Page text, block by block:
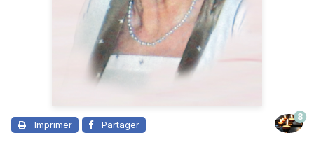
Imprimer Partager
8